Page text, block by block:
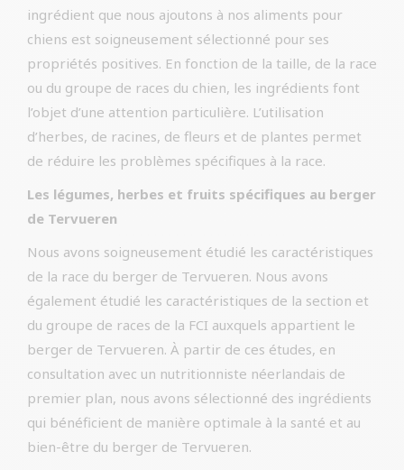
ingrédient que nous ajoutons à nos aliments pour
chiens est soigneusement sélectionné pour ses
propriétés positives. En fonction de la taille, de la race
ou du groupe de races du chien, les ingrédients font
l’objet d’une attention particulière. L’utilisation
d’herbes, de racines, de fleurs et de plantes permet
de réduire les problèmes spécifiques à la race.
Les légumes, herbes et fruits spécifiques au berger
de Tervueren
Nous avons soigneusement étudié les caractéristiques
de la race du berger de Tervueren. Nous avons
également étudié les caractéristiques de la section et
du groupe de races de la FCI auxquels appartient le
berger de Tervueren. À partir de ces études, en
consultation avec un nutritionniste néerlandais de
premier plan, nous avons sélectionné des ingrédients
qui bénéficient de manière optimale à la santé et au
bien-être du berger de Tervueren.